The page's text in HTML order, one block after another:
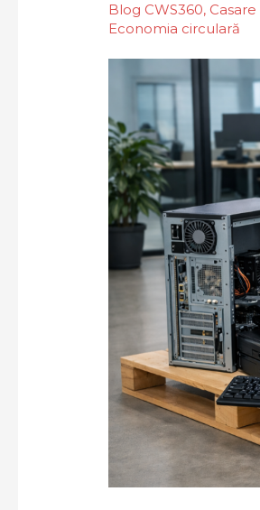
Blog CWS360,
Economia circulară